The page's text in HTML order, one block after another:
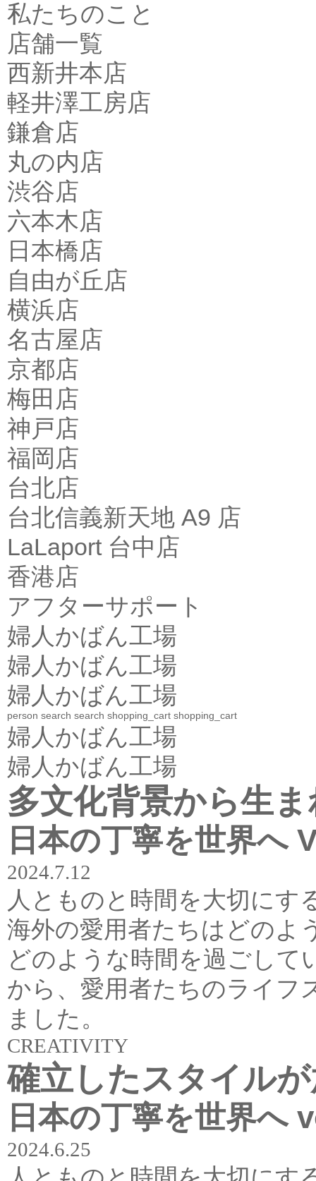
私たちのこと
店舗一覧
西新井本店
軽井澤工房店
鎌倉店
丸の内店
渋谷店
六本木店
日本橋店
自由が丘店
横浜店
名古屋店
京都店
梅田店
神戸店
福岡店
台北店
台北信義新天地 A9 店
LaLaport 台中店
香港店
アフターサポート
婦人かばん工場
婦人かばん工場
婦人かばん工場
person search search shopping_cart shopping_cart
婦人かばん工場
婦人かばん工場
多文化背景から生
日本の丁寧を世界へ
2024.7.12
人とものと時間を大切にす
海外の愛用者たちはどのよ
どのような時間を過ごして
から、愛用者たちのライフ
ました。
CREATIVITY
確立したスタイル
日本の丁寧を世界へ
2024.6.25